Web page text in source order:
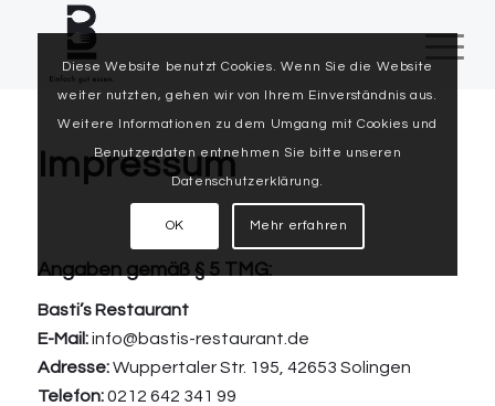
Impressum
Angaben gemäß § 5 TMG:
Basti’s Restaurant
E-Mail: info@bastis-restaurant.de
Adresse:Wuppertaler Str. 195, 42653 Solingen
Telefon: 0212 642 341 99
Diese Website benutzt Cookies. Wenn Sie die Website
weiter nutzten, gehen wir von Ihrem Einverständnis aus.
Weitere Informationen zu dem Umgang mit Cookies und
Benutzerdaten entnehmen Sie bitte unseren
Datenschutzerklärung.
OK Mehr erfahren